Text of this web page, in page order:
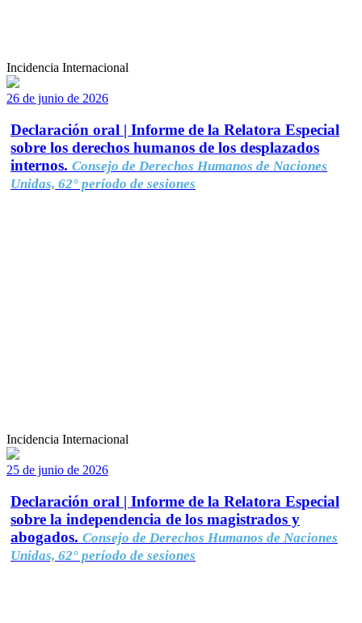
Incidencia Internacional
26 de junio de 2026
Declaración oral | Informe de la Relatora Especial
sobre los derechos humanos de los desplazados
internos. Consejo de Derechos Humanos de Naciones
Unidas, 62° período de sesiones
Incidencia Internacional
25 de junio de 2026
Declaración oral | Informe de la Relatora Especial
sobre la independencia de los magistrados y
abogados. Consejo de Derechos Humanos de Naciones
Unidas, 62° período de sesiones